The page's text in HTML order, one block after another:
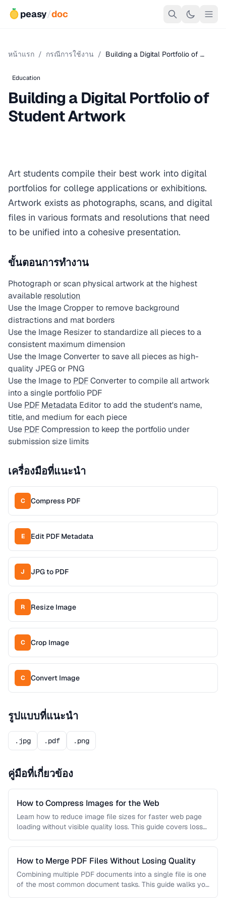
peasy/doc
หน้าแรก / กรณีการใช้งาน / Building a Digital Portfolio of …
Education
Building a Digital Portfolio of
Student Artwork
Art students compile their best work into digital
portfolios for college applications or exhibitions.
Artwork exists as photographs, scans, and digital
files in various formats and resolutions that need
to be unified into a cohesive presentation.
ขั้นตอนการทำงาน
Photograph or scan physical artwork at the highest
available resolution
Use the Image Cropper to remove background
distractions and mat borders
Use the Image Resizer to standardize all pieces to a
consistent maximum dimension
Use the Image Converter to save all pieces as high-
quality JPEG or PNG
Use the Image to PDFConverter to compile all artwork
into a single portfolio PDF
Use PDF Metadata Editor to add the student's name,
title, and medium for each piece
Use PDFCompression to keep the portfolio under
submission size limits
เครื่องมือที่แนะนำ
C Compress PDF
E Edit PDF Metadata
J JPG to PDF
R Resize Image
C Crop Image
C Convert Image
รูปแบบที่แนะนำ
.jpg .pdf .png
คู่มือที่เกี่ยวข้อง
How to Compress Images for the Web
Learn how to reduce image file sizes for faster web page
loading without visible quality loss. This guide covers lossy
How to Merge PDF Files Without Losing Quality
Combining multiple PDF documents into a single file is one
of the most common document tasks. This guide walks you